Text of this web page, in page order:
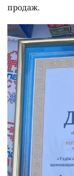
продаж.